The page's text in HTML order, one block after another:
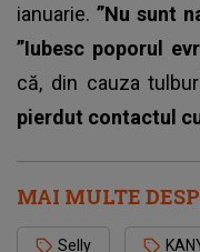
ianuarie. ”Nu sunt
”Iubesc poporul
că, din cauza
pierdut contactul
MAI MULTE
Selly